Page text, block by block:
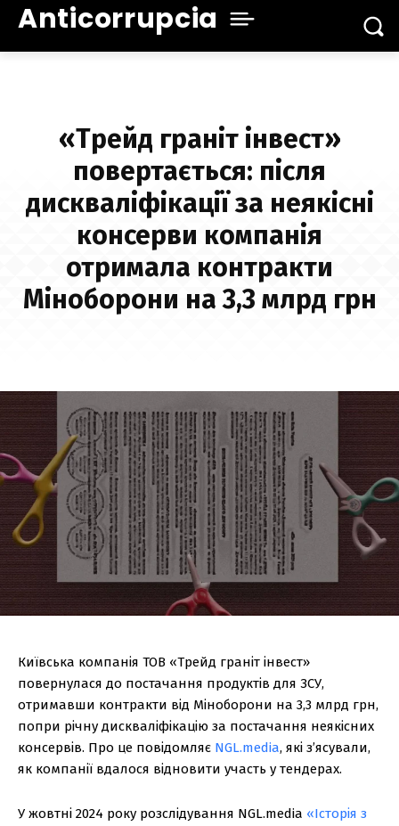
Anticorrupcia
«Трейд граніт інвест»
повертається: після
дискваліфікації за неякісні
консерви компанія
отримала контракти
Міноборони на 3,3 млрд грн
Київська компанія ТОВ «Трейд граніт інвест»
повернулася до постачання продуктів для ЗСУ,
отримавши контракти від Міноборони на 3,3 млрд грн,
попри річну дискваліфікацію за постачання неякісних
консервів. Про це повідомляє NGL.media, які з’ясували,
як компанії вдалося відновити участь у тендерах.
У жовтні 2024 року розслідування NGL.media «Історія з